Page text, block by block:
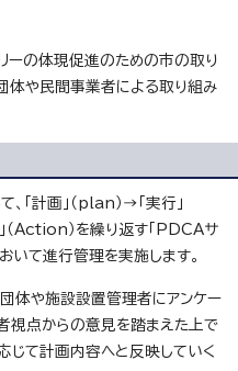
ーの体現促進のための市の取り
体や民間事業者による取り組み
「計画」（plan）→「実行」
（Action）を繰り返す「PDCAサ
いて進行管理を実施します。
体や施設設置管理者にアンケー
視点からの意見を踏まえた上で
じて計画内容へと反映していく